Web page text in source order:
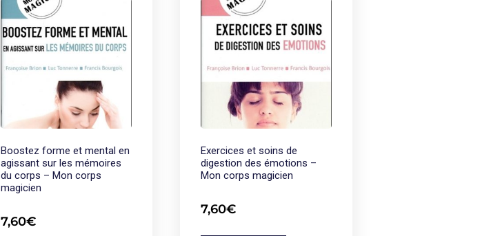
Boostez forme et mental en
agissant sur les mémoires
du corps – Mon corps
magicien
7,60€
Exercices et soins de
digestion des émotions –
Mon corps magicien
7,60€